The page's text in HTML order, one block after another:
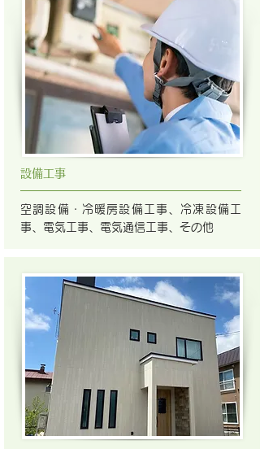
設備工事
空調設備・冷暖房設備工事、冷凍設備工
事、電気工事、電気通信工事、その他